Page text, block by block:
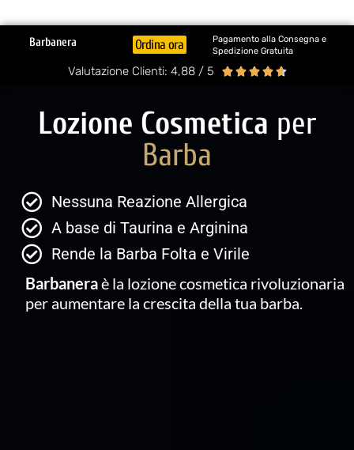
Barbanera Ordina ora
Pagamento alla Consegna e
Spedizione Gratuita
Valutazione Clienti: 4,88 / 5     
Lozione Cosmetica per
Barba
Nessuna Reazione Allergica
A base di Taurina e Arginina
Rende la Barba Folta e Virile
Barbaneraè la lozione cosmetica rivoluzionaria
per aumentare la crescita della tua barba.